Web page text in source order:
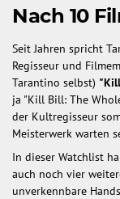
Nach 10
Seit Jahren spricht
Regisseur und
Tarantino selbst)
ja "Kill Bill: The
der Kultregisseur
Meisterwerk warten
In dieser Watchlist
auch noch vier
unverkennbare